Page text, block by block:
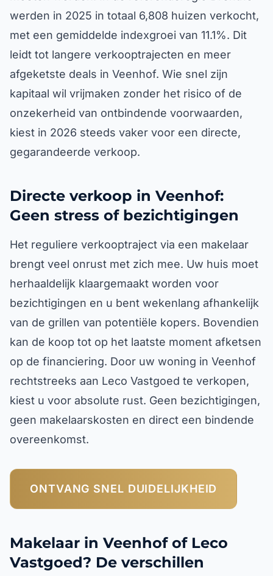
werden in 2025 in totaal 6,808 huizen verkocht,
met een gemiddelde indexgroei van 11.1%. Dit
leidt tot langere verkooptrajecten en meer
afgeketste deals in Veenhof. Wie snel zijn
kapitaal wil vrijmaken zonder het risico of de
onzekerheid van ontbindende voorwaarden,
kiest in 2026 steeds vaker voor een directe,
gegarandeerde verkoop.
Directe verkoop in Veenhof:
Geen stress of bezichtigingen
Het reguliere verkooptraject via een makelaar
brengt veel onrust met zich mee. Uw huis moet
herhaaldelijk klaargemaakt worden voor
bezichtigingen en u bent wekenlang afhankelijk
van de grillen van potentiële kopers. Bovendien
kan de koop tot op het laatste moment afketsen
op de financiering. Door uw woning in Veenhof
rechtstreeks aan Leco Vastgoed te verkopen,
kiest u voor absolute rust. Geen bezichtigingen,
geen makelaarskosten en direct een bindende
overeenkomst.
ONTVANG SNEL DUIDELIJKHEID
Makelaar in Veenhof of Leco
Vastgoed? De verschillen